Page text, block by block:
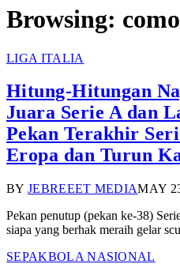
Browsing: como
LIGA ITALIA
Hitung-Hitungan
Juara Serie A dan
Pekan Terakhir
Eropa dan Turun
BY JEBREEET MEDIAMAY
Pekan penutup (pekan ke-38)
siapa yang berhak meraih gelar
SEPAKBOLA NASIONAL